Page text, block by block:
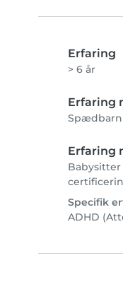
Erfaring
> 6 år
Erfaring
Spædbarn
Erfaring
Specifik
ADHD